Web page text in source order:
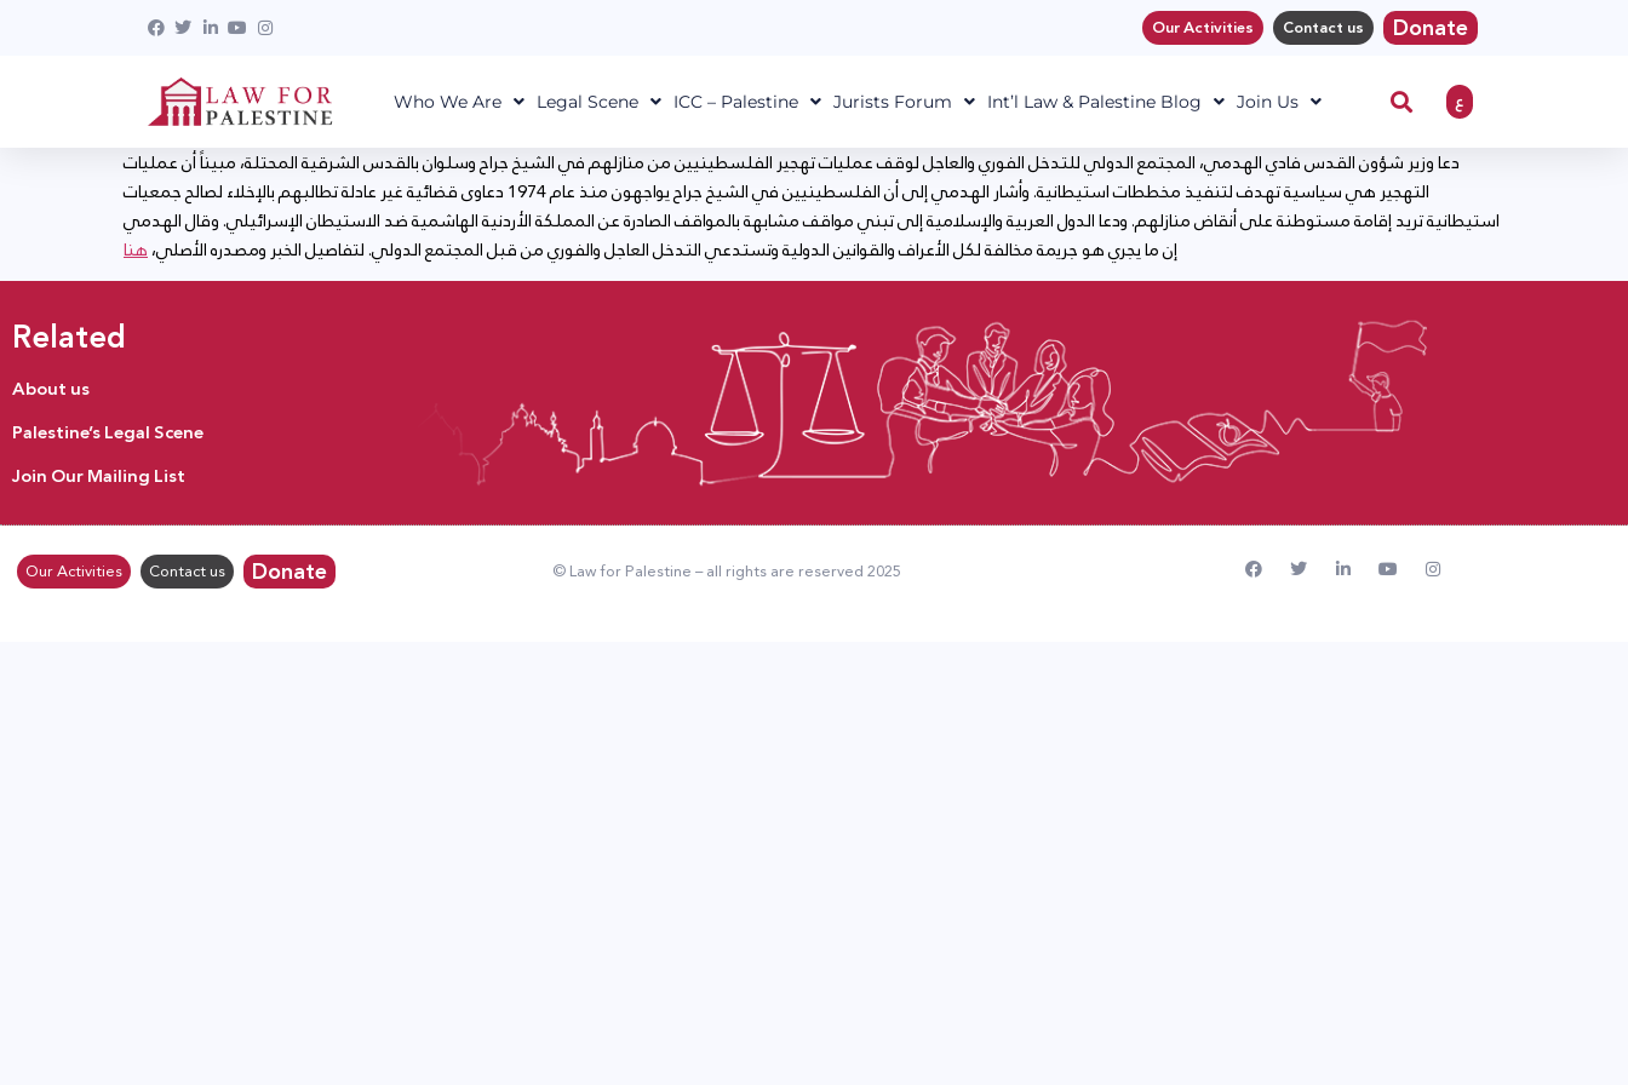
Our Activities Contact us Donate
Who We Are Legal Scene ICC – Palestine Jurists Forum Int’l Law & Palestine Blog Join Us ع
دعا وزير شؤون القدس فادي الهدمي، المجتمع الدولي للتدخل الفوري والعاجل لوقف عمليات تهجير الفلسطينيين من منازلهم في الشيخ جراح وسلوان بالقدس الشرقية المحتلة، مبيناً أن عمليات
التهجير هي سياسية تهدف لتنفيذ مخططات استيطانية. وأشار الهدمي إلى أن الفلسطينيين في الشيخ جراح يواجهون منذ عام 1974 دعاوى قضائية غير عادلة تطالبهم بالإخلاء لصالح جمعيات
استيطانية تريد إقامة مستوطنة على أنقاض منازلهم. ودعا الدول العربية والإسلامية إلى تبني مواقف مشابهة بالمواقف الصادرة عن المملكة الأردنية الهاشمية ضد الاستيطان الإسرائيلي. وقال الهدمي
إن ما يجري هو جريمة مخالفة لكل الأعراف والقوانين الدولية وتستدعي التدخل العاجل والفوري من قبل المجتمع الدولي. لتفاصيل الخبر ومصدره الأصلي،هنا
Related
About us
Palestine’s Legal Scene
Join Our Mailing List
Our Activities Contact us Donate © Law for Palestine – all rights are reserved 2025